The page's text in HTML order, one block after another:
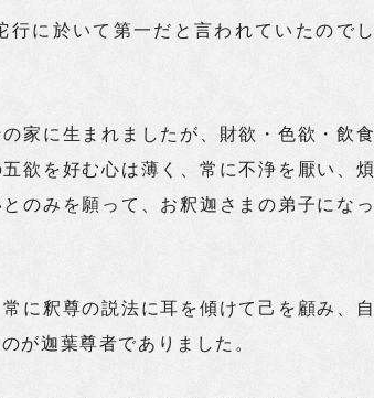
行に於いて第一だと言われていたので
家に生まれましたが、財欲・色欲・飲
欲を好む心は薄く、常に不浄を厭い、
のみを願って、お釈迦さまの弟子にな
に釈尊の説法に耳を傾けて己を顧み、
が迦葉尊者でありました。